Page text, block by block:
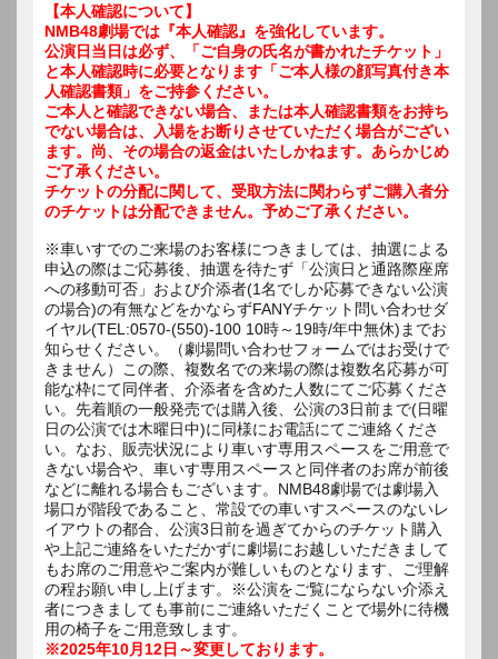
【本人確認について】
NMB48劇場では『本人確認』を強化しています。
公演日当日は必ず、「ご自身の氏名が書かれたチケット」
と本人確認時に必要となります「ご本人様の顔写真付き本
人確認書類」をご持参ください。
ご本人と確認できない場合、または本人確認書類をお持ち
でない場合は、入場をお断りさせていただく場合がござい
ます。尚、その場合の返金はいたしかねます。あらかじめ
ご了承ください。
チケットの分配に関して、受取方法に関わらずご購入者分
のチケットは分配できません。予めご了承ください。
※車いすでのご来場のお客様につきましては、抽選による
申込の際はご応募後、抽選を待たず「公演日と通路際座席
への移動可否」および介添者(1名でしか応募できない公演
の場合)の有無などをかならずFANYチケット問い合わせダ
イヤル(TEL:0570-(550)-100 10時～19時/年中無休)までお
知らせください。（劇場問い合わせフォームではお受けで
きません）この際、複数名での来場の際は複数名応募が可
能な枠にて同伴者、介添者を含めた人数にてご応募くださ
い。先着順の一般発売では購入後、公演の3日前まで(日曜
日の公演では木曜日中)に同様にお電話にてご連絡くださ
い。なお、販売状況により車いす専用スペースをご用意で
きない場合や、車いす専用スペースと同伴者のお席が前後
などに離れる場合もございます。NMB48劇場では劇場入
場口が階段であること、常設での車いすスペースのないレ
イアウトの都合、公演3日前を過ぎてからのチケット購入
や上記ご連絡をいただかずに劇場にお越しいただきまして
もお席のご用意やご案内が難しいものとなります、ご理解
の程お願い申し上げます。※公演をご覧にならない介添え
者につきましても事前にご連絡いただくことで場外に待機
用の椅子をご用意致します。
※2025年10月12日～変更しております。